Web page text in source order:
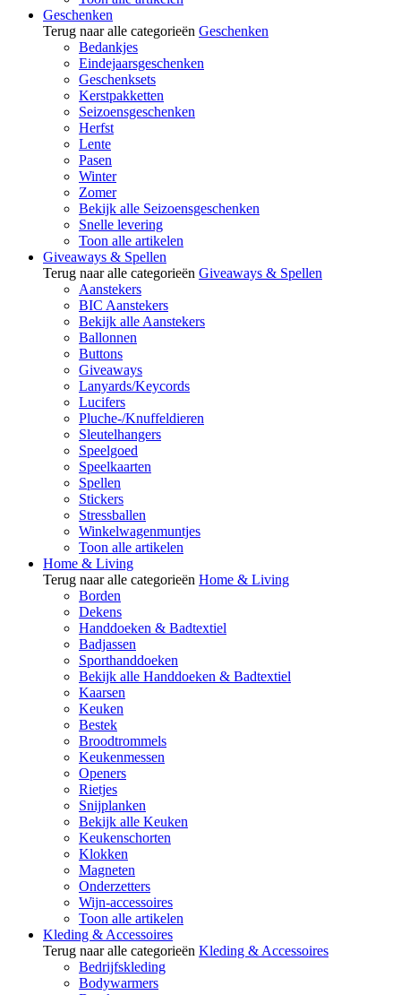
Geschenken
Terug naar alle categorieën Geschenken
Bedankjes
Eindejaarsgeschenken
Geschenksets
Kerstpakketten
Seizoensgeschenken
Herfst
Lente
Pasen
Winter
Zomer
Bekijk alle Seizoensgeschenken
Snelle levering
Toon alle artikelen
Giveaways & Spellen
Terug naar alle categorieën Giveaways & Spellen
Aanstekers
BIC Aanstekers
Bekijk alle Aanstekers
Ballonnen
Buttons
Giveaways
Lanyards/Keycords
Lucifers
Pluche-/Knuffeldieren
Sleutelhangers
Speelgoed
Speelkaarten
Spellen
Stickers
Stressballen
Winkelwagenmuntjes
Toon alle artikelen
Home & Living
Terug naar alle categorieën Home & Living
Borden
Dekens
Handdoeken & Badtextiel
Badjassen
Sporthanddoeken
Bekijk alle Handdoeken & Badtextiel
Kaarsen
Keuken
Bestek
Broodtrommels
Keukenmessen
Openers
Rietjes
Snijplanken
Bekijk alle Keuken
Keukenschorten
Klokken
Magneten
Onderzetters
Wijn-accessoires
Toon alle artikelen
Kleding & Accessoires
Terug naar alle categorieën Kleding & Accessoires
Bedrijfskleding
Bodywarmers